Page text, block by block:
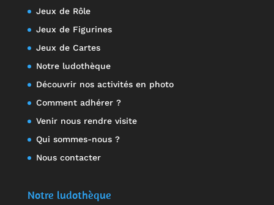
Jeux de Rôle
Jeux de Figurines
Jeux de Cartes
Notre ludothèque
Découvrir nos activités en photo
Comment adhérer ?
Venir nous rendre visite
Qui sommes-nous ?
Nous contacter
Notre ludothèque